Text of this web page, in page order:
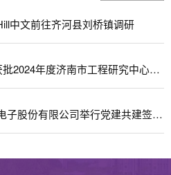
中文前往齐河县刘桥镇调研
williamhill中国物理科学学院获批2024年度济南市工程研究中心1项
WilliamHill中文与山东华光光电子股份有限公司举行党建共建签约仪式